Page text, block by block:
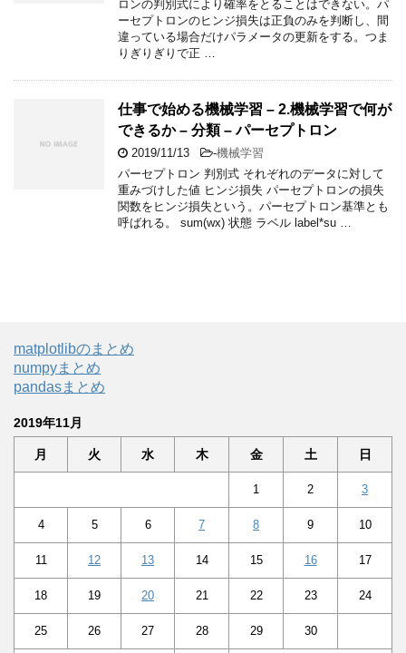
ロンの判別式により確率をとることはできない。パ
ーセプトロンのヒンジ損失は正負のみを判断し、間
違っている場合だけパラメータの更新をする。つま
りぎりぎりで正 …
仕事で始める機械学習 – 2.機械学習で何が
できるか – 分類 – パーセプトロン
2019/11/13 -機械学習
パーセプトロン 判別式 それぞれのデータに対して
重みづけした値 ヒンジ損失 パーセプトロンの損失
関数をヒンジ損失という。パーセプトロン基準とも
呼ばれる。 sum(wx) 状態 ラベル label*su …
matplotlibのまとめ
numpyまとめ
pandasまとめ
2019年11月
月 火 水 木 金 土 日
1 2 3
4 5 6 7 8 9 10
11 12 13 14 15 16 17
18 19 20 21 22 23 24
25 26 27 28 29 30